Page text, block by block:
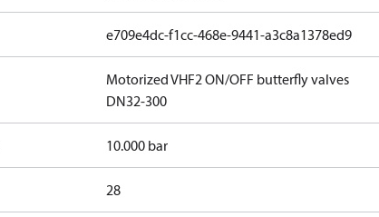
e709e4dc-f1cc-468e-9441-a3c8a1378ed9
Motorized VHF2 ON/OFF butterfly valves
DN32-300
10.000 bar
28